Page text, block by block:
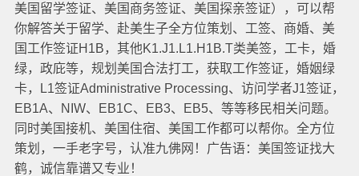
美国留学签证、美国商务签证、美国探亲签证），可以帮
你解答关于留学、赴美生子全方位策划、工签、商婚、美
国工作签证H1B，其他K1.J1.L1.H1B.T类美签，工卡，婚
绿，政庇等，规划美国合法打工，获取工作签证，婚姻绿
卡，L1签证Administrative Processing、访问学者J1签证，
EB1A、NIW、EB1C、EB3、EB5、等等移民相关问题。
同时美国接机、美国住宿、美国工作都可以帮你。全方位
策划，一手老字号，认准九佛网！广告语：美国签证找大
鹤，诚信靠谱又专业！